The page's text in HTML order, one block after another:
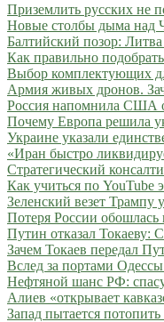
Приземлить русских не
Новые столбы дыма над
Балтийский позор:
Как правильно
Выбор комплектующих
Армия живых дронов.
Россия напомнила США
Почему Европа решила
Украине указали
«Иран быстро
Стратегический
Как учиться по YouTube
Зеленский везет Трампу
Потеря России
Путин отказал Токаеву:
Зачем Токаев передал
Вслед за портами
Нефтяной шанс РФ:
Алиев «открывает
Запад пытается